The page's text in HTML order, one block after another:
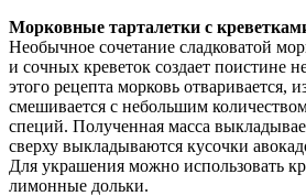
Морковные тарталетки с
Необычное сочетание сладковатой
и сочных креветок создает поистине
этого рецепта морковь отваривается,
смешивается с небольшим
специй. Полученная масса
сверху выкладываются кусочки
Для украшения можно использовать
лимонные дольки.